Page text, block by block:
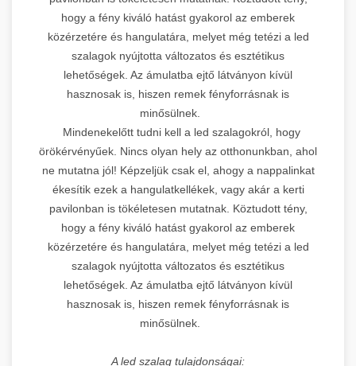
hogy a fény kiváló hatást gyakorol az emberek
közérzetére és hangulatára, melyet még tetézi a led
szalagok nyújtotta változatos és esztétikus
lehetőségek. Az ámulatba ejtő látványon kívül
hasznosak is, hiszen remek fényforrásnak is
minősülnek.
Mindenekelőtt tudni kell a led szalagokról, hogy
örökérvényűek. Nincs olyan hely az otthonunkban, ahol
ne mutatna jól! Képzeljük csak el, ahogy a nappalinkat
ékesítik ezek a hangulatkellékek, vagy akár a kerti
pavilonban is tökéletesen mutatnak. Köztudott tény,
hogy a fény kiváló hatást gyakorol az emberek
közérzetére és hangulatára, melyet még tetézi a led
szalagok nyújtotta változatos és esztétikus
lehetőségek. Az ámulatba ejtő látványon kívül
hasznosak is, hiszen remek fényforrásnak is
minősülnek.
A led szalag tulajdonságai: